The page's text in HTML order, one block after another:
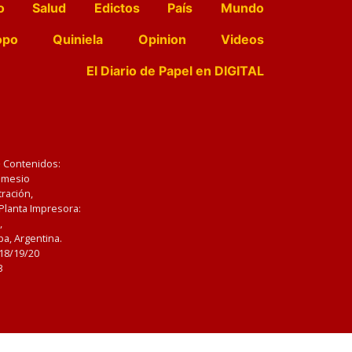
Salud Edictos País
Mundo
Quiniela Opinion
Videos
El Diario de Papel en DIGITAL
Impresora:
Argentina.
19/20